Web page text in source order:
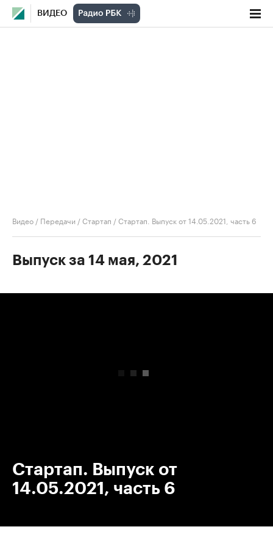
ВИДЕО
Видео / Передачи /Стартап /Стартап. Выпуск от 14.05.2021, часть 6
Выпуск за 14 мая, 2021
Стартап. Выпуск от
14.05.2021, часть 6